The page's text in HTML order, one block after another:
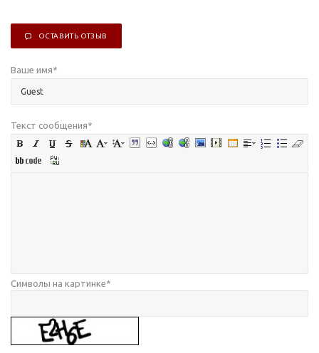
ОСТАВИТЬ ОТЗЫВ
Ваше имя*
Текст сообщения*
Символы на картинке*